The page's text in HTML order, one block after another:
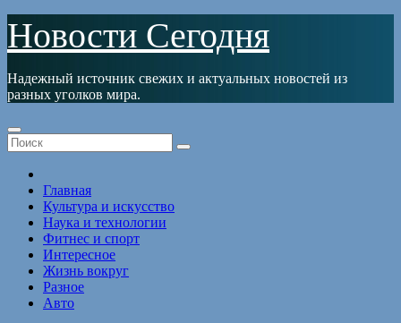
Перейти
содержимому
Новости Сегодня
Надежный источник свежих и актуальных новостей из
разных уголков мира.
Главная
Культура и искусство
Наука и технологии
Фитнес и спорт
Интересное
Жизнь вокруг
Разное
Авто